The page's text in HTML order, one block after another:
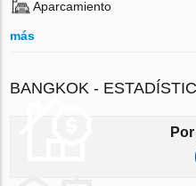
Aparcamiento
más
BANGKOK -
Por